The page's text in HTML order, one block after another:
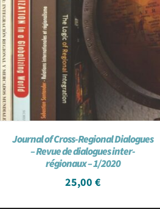
Journal of Cross-Regional Dialogues
– Revue de dialogues inter-
régionaux – 1/2020
25,00 €